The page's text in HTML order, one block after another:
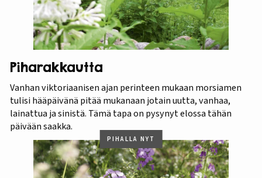
Piharakkautta
Vanhan viktoriaanisen ajan perinteen mukaan morsiamen
tulisi hääpäivänä pitää mukanaan jotain uutta, vanhaa,
lainattua ja sinistä. Tämä tapa on pysynyt elossa tähän
päivään saakka.
PIHALLA NYT